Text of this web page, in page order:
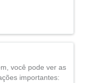
você pode ver as
importantes: